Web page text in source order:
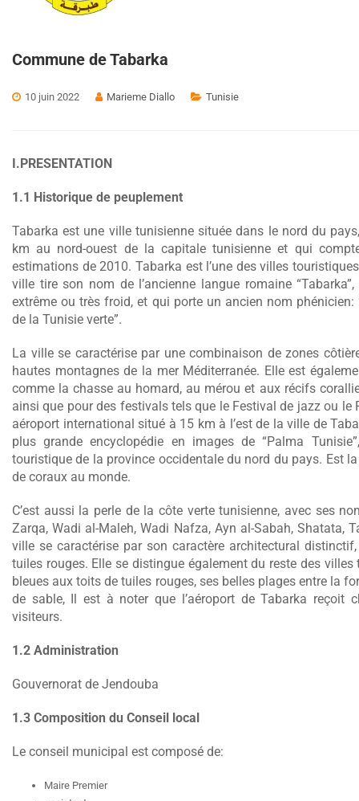
Commune de Tabarka
10 juin 2022 Marieme Diallo Tunisie
I.PRESENTATION
1.1 Historique de peuplement
Tabarka est une ville tunisienne située dans le nord du
km au nord-ouest de la capitale tunisienne et qui
estimations de 2010. Tabarka est l’une des villes
ville tire son nom de l’ancienne langue romaine
extrême ou très froid, et qui porte un ancien nom phénicien:
de la Tunisie verte”.
La ville se caractérise par une combinaison de zones
hautes montagnes de la mer Méditerranée. Elle est
comme la chasse au homard, au mérou et aux récifs
ainsi que pour des festivals tels que le Festival de jazz ou
aéroport international situé à 15 km à l’est de la ville de
plus grande encyclopédie en images de “Palma
touristique de la province occidentale du nord du pays. Est
de coraux au monde.
C’est aussi la perle de la côte verte tunisienne, avec ses
Zarqa, Wadi al-Maleh, Wadi Nafza, Ayn al-Sabah, Shatata,
ville se caractérise par son caractère architectural
tuiles rouges. Elle se distingue également du reste des
bleues aux toits de tuiles rouges, ses belles plages entre la
de sable, Il est à noter que l’aéroport de Tabarka reçoit
visiteurs.
1.2 Administration
Gouvernorat de Jendouba
1.3 Composition du Conseil local
Le conseil municipal est composé de:
Maire Premier